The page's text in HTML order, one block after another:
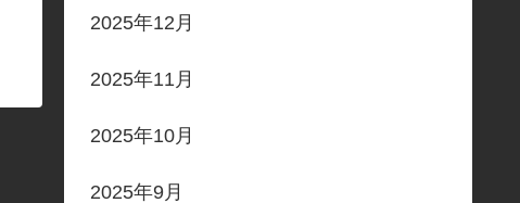
2025年12月
2025年11月
2025年10月
2025年9月